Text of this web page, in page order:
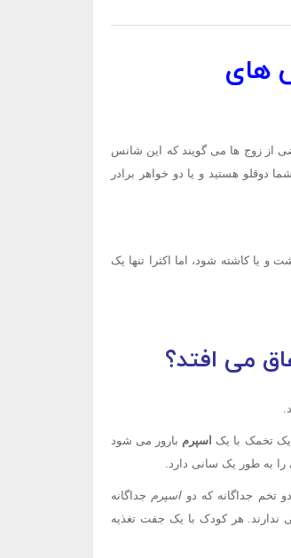
های
از زوج ها می گویند که این شانس
دوقلو هستید و یا دو خواهر برادر
و یا کاشته شود، اما اکثرا تنها یک
می افتد؟
تخمک با یک اسپرم بارور می شود
به طور یک سانی دارد.
تخم جداگانه که دواسپرم جداگانه
ندارند. هر کودک با یک جفت تغذیه